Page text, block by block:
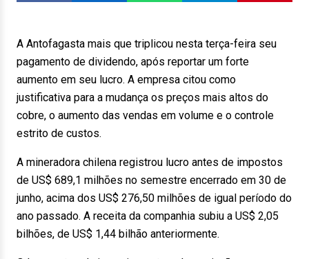
A Antofagasta mais que triplicou nesta terça-feira seu
pagamento de dividendo, após reportar um forte
aumento em seu lucro. A empresa citou como
justificativa para a mudança os preços mais altos do
cobre, o aumento das vendas em volume e o controle
estrito de custos.
A mineradora chilena registrou lucro antes de impostos
de US$ 689,1 milhões no semestre encerrado em 30 de
junho, acima dos US$ 276,50 milhões de igual período do
ano passado. A receita da companhia subiu a US$ 2,05
bilhões, de US$ 1,44 bilhão anteriormente.